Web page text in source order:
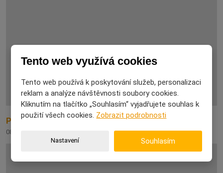
Proč na některé dárky nikdy nezapomeneme
08. 08. 2026
Tento web využívá cookies
Tento web používá k poskytování služeb, personalizaci
reklam a analýze návštěvnosti soubory cookies.
Kliknutím na tlačítko „Souhlasím“ vyjadřujete souhlas k
použití všech cookies. Zobrazit podrobnosti
Nastavení Souhlasím